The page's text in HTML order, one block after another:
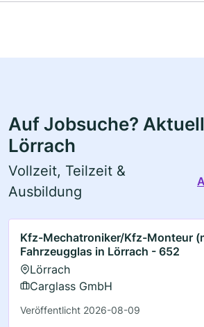
Auf Jobsuche?
Lörrach
Vollzeit, Teilzeit &
Ausbildung
Kfz-Mechatroniker/Kfz-Monteur
Fahrzeugglas in Lörrach - 652
Lörrach
Carglass GmbH
Veröffentlicht 2026-08-09